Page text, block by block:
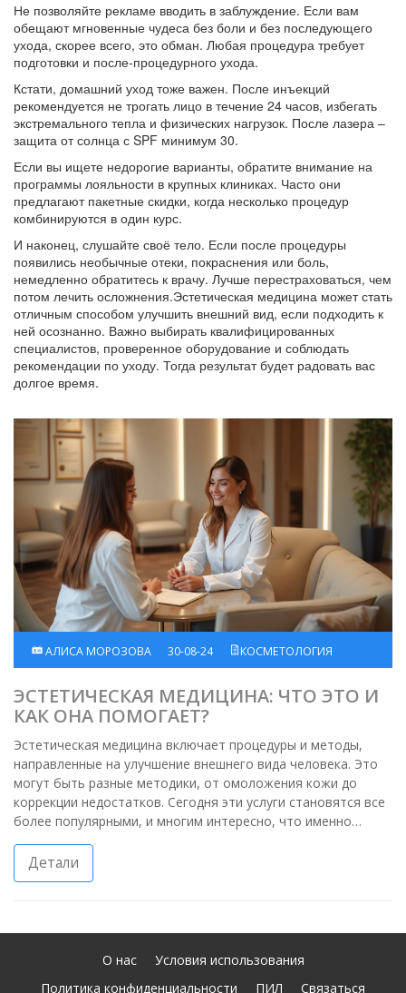
Не позволяйте рекламе вводить в заблуждение. Если вам
обещают мгновенные чудеса без боли и без последующего
ухода, скорее всего, это обман. Любая процедура требует
подготовки и после‑процедурного ухода.
Кстати, домашний уход тоже важен. После инъекций
рекомендуется не трогать лицо в течение 24 часов, избегать
экстремального тепла и физических нагрузок. После лазера –
защита от солнца с SPF минимум 30.
Если вы ищете недорогие варианты, обратите внимание на
программы лояльности в крупных клиниках. Часто они
предлагают пакетные скидки, когда несколько процедур
комбинируются в один курс.
И наконец, слушайте своё тело. Если после процедуры
появились необычные отеки, покраснения или боль,
немедленно обратитесь к врачу. Лучше перестраховаться, чем
потом лечить осложнения.Эстетическая медицина может стать
отличным способом улучшить внешний вид, если подходить к
ней осознанно. Важно выбирать квалифицированных
специалистов, проверенное оборудование и соблюдать
рекомендации по уходу. Тогда результат будет радовать вас
долгое время.
АЛИСА МОРОЗОВА 30-08-24 КОСМЕТОЛОГИЯ
ЭСТЕТИЧЕСКАЯ МЕДИЦИНА: ЧТО ЭТО И
КАК ОНА ПОМОГАЕТ?
Эстетическая медицина включает процедуры и методы,
направленные на улучшение внешнего вида человека. Это
могут быть разные методики, от омоложения кожи до
коррекции недостатков. Сегодня эти услуги становятся все
более популярными, и многим интересно, что именно
входит в эту область медицины.
Детали
О нас
Условия использования
Политика конфиденциальности
ПИЛ Связаться